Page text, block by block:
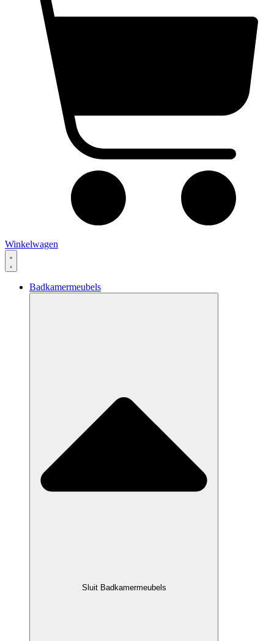
Winkelwagen
Badkamermeubels
Sluit Badkamermeubels